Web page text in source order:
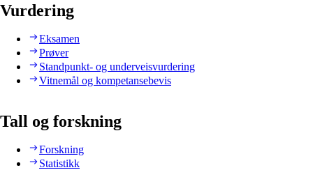
Vurdering
Eksamen
Prøver
Standpunkt- og underveisvurdering
Vitnemål og kompetansebevis
Tall og forskning
Forskning
Statistikk